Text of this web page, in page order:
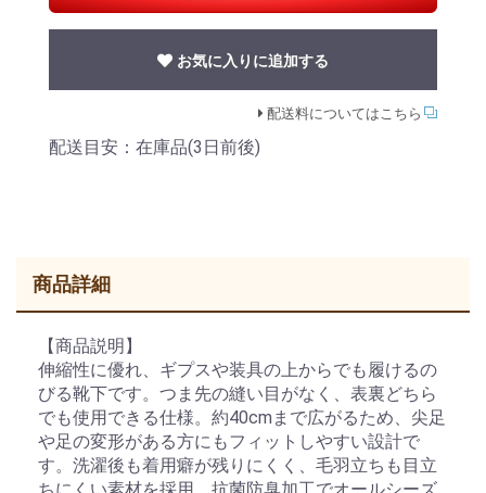
お気に入りに追加する
配送料についてはこちら
配送目安：在庫品(3日前後)
商品詳細
【商品説明】
伸縮性に優れ、ギプスや装具の上からでも履けるの
びる靴下です。つま先の縫い目がなく、表裏どちら
でも使用できる仕様。約40cmまで広がるため、尖足
や足の変形がある方にもフィットしやすい設計で
す。洗濯後も着用癖が残りにくく、毛羽立ちも目立